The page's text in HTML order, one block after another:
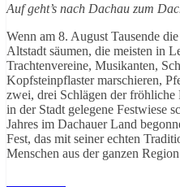
Auf geht’s nach Dachau zum
Wenn am 8. August Tausende
Altstadt säumen, die meisten in
Trachtenvereine, Musikanten,
Kopfsteinpflaster marschieren,
zwei, drei Schlägen der fröhliche
in der Stadt gelegene Festwiese
Jahres im Dachauer Land
Fest, das mit seiner echten
Menschen aus der ganzen